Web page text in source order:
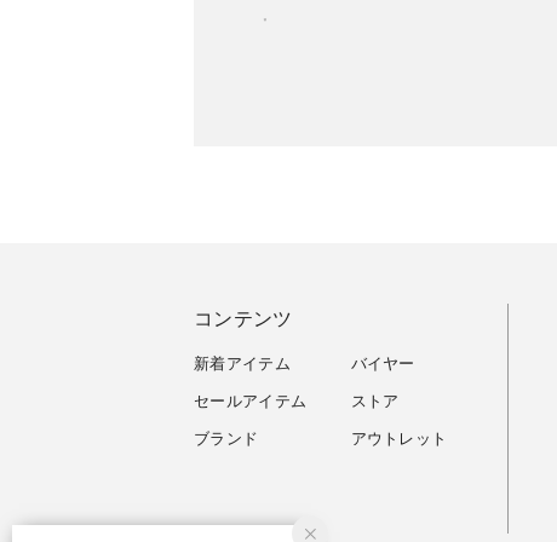
コンテンツ
新着アイテム
セールアイテム
ブランド
バイヤー
ストア
アウトレット